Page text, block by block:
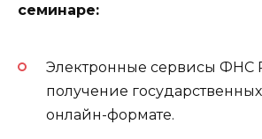
семинаре:
Электронные сервисы ФНС
получение государственных
онлайн-формате.